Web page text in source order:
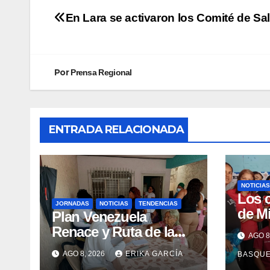
En Lara se activaron los Comité de
PorPrensa Regional
ENTRADA RELACIONADA
JORNADAS NOTICIAS TENDENCIAS
Plan Venezuela
Renace y Ruta de la
Aragüeñidad
garantizan atención
AGO 8, 2026 ERIKA GARCÍA
NOTICIAS
Los
de
AGO